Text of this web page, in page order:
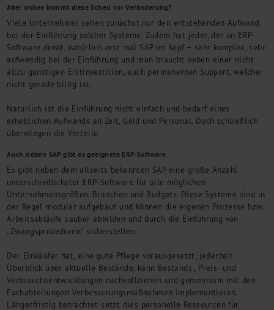
Aber woher kommt diese Scheu vor Veränderung?
Viele Unternehmer sehen zunächst nur den entstehenden Aufwand
bei der Einführung solcher Systeme. Zudem hat jeder, der an ERP-
Software denkt, natürlich erst mal SAP im Kopf – sehr komplex, sehr
aufwendig bei der Einführung und man braucht neben einer nicht
allzu günstigen Erstinvestition, auch permanenten Support, welcher
nicht gerade billig ist.
Natürlich ist die Einführung nicht einfach und bedarf eines
erheblichen Aufwands an Zeit, Geld und Personal. Doch schließlich
überwiegen die Vorteile.
Auch neben SAP gibt es geeignete ERP-Software
Es gibt neben dem allseits bekannten SAP eine große Anzahl
unterschiedlichster ERP-Software für alle möglichen
Unternehmensgrößen, Branchen und Budgets. Diese Systeme sind in
der Regel modular aufgebaut und können die eigenen Prozesse bzw.
Arbeitsabläufe sauber abbilden und durch die Einführung von
„Zwangsprozeduren“ sicherstellen.
Der Einkäufer hat, eine gute Pflege vorausgesetzt, jederzeit
Überblick über aktuelle Bestände, kann Bestands-, Preis- und
Verbrauchsentwicklungen nachvollziehen und gemeinsam mit den
Fachabteilungen Verbesserungsmaßnahmen implementieren.
Längerfristig betrachtet setzt dies personelle Ressourcen für